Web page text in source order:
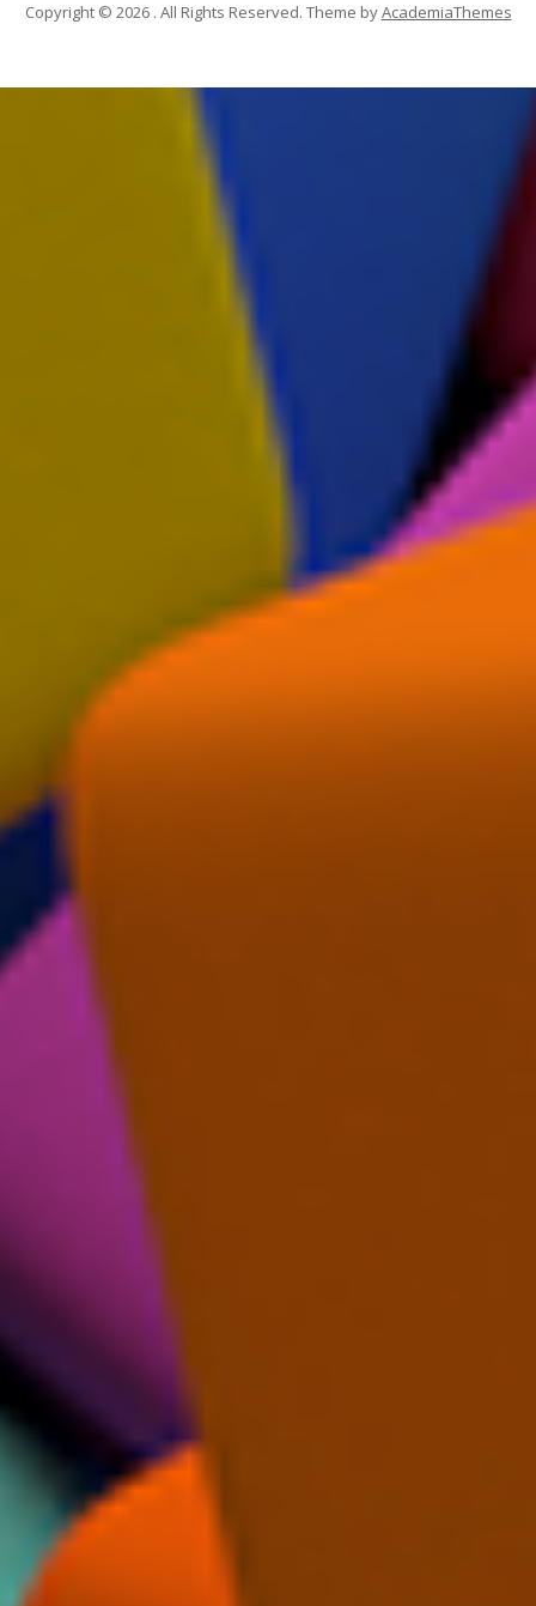
Copyright © 2026 . All Rights Reserved. Theme byAcademiaThemes